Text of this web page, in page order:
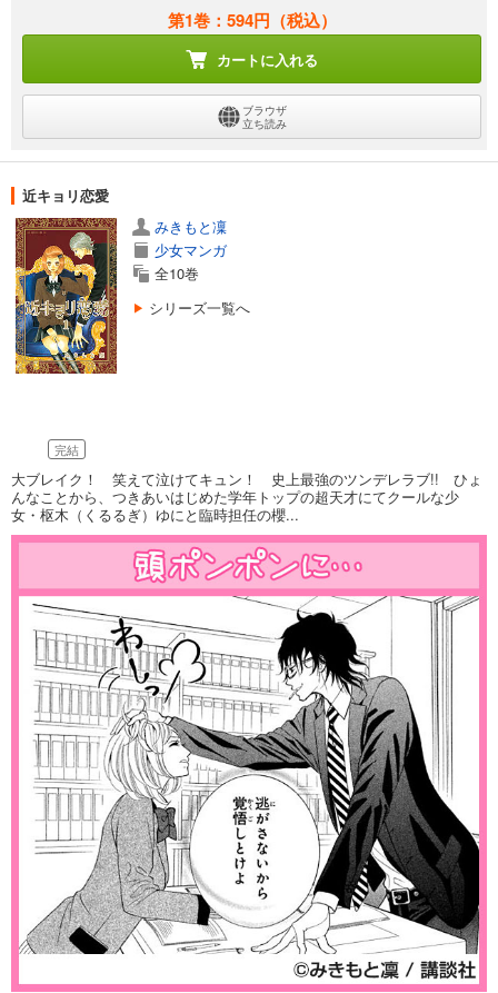
第1巻：594円 （税込）
カートに入れる
ブラウザ
立ち読み
近キョリ恋愛
完結
みきもと凜
少女マンガ
全10巻
シリーズ一覧へ
大ブレイク！ 笑えて泣けてキュン！ 史上最強のツンデレラブ!! ひょ
んなことから、つきあいはじめた学年トップの超天才にてクールな少
女・枢木（くるるぎ）ゆにと臨時担任の櫻...